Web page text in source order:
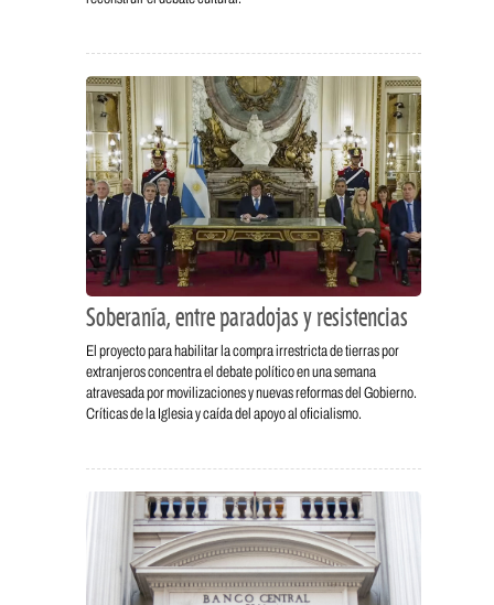
Soberanía, entre paradojas y resistencias
El proyecto para habilitar la compra irrestricta de tierras por
extranjeros concentra el debate político en una semana
atravesada por movilizaciones y nuevas reformas del Gobierno.
Críticas de la Iglesia y caída del apoyo al oficialismo.